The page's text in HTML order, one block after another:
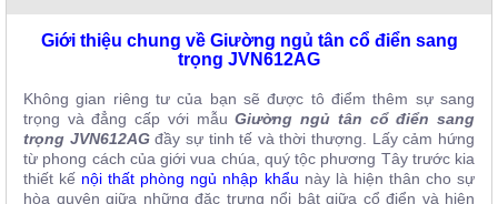
Thất
Thất
Hàng
Giới thiệu chung về Giường ngủ tân cổ điển sang
trọng JVN612AG
Không gian riêng tư của bạn sẽ được tô điểm thêm sự sang
trọng và đẳng cấp với mẫuGiường ngủ tân cổ điển sang
trọng JVN612AGđầy sự tinh tế và thời thượng. Lấy cảm hứng
từ phong cách của giới vua chúa, quý tộc phương Tây trước kia
thiết kế nội thất phòng ngủ nhập khẩu này là hiện thân cho sự
hòa quyện giữa những đặc trưng nổi bật giữa cổ điển và hiện